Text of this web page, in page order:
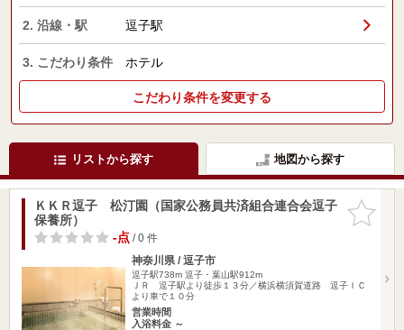
2. 沿線・駅 逗子駅
3. こだわり条件 ホテル
こだわり条件を変更する
リストから探す 地図から探す
お気に入
りに追加
ＫＫＲ逗子 松汀園（国家公務員共済組合連合会逗子
保養所）
-点/ 0 件
神奈川県 / 逗子市
逗子駅738m 逗子・葉山駅912m
ＪＲ 逗子駅より徒歩１３分／横浜横須賀道路 逗子ＩＣ
より車で１０分
営業時間
入浴料金 ～